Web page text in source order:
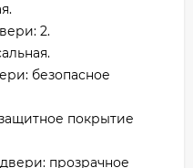
2.
безопасное
покрытие
прозрачное